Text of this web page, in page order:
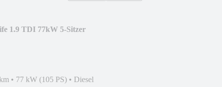
1.9 TDI 77kW 5-Sitzer
• 77 kW (105 PS) • Diesel